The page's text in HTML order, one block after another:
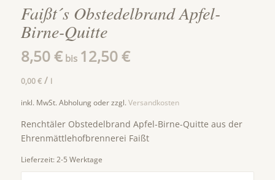
Faißt´s Obstedelbrand Apfel-
Birne-Quitte
8,50€bis 12,50€
0,00€/ l
inkl. MwSt. Abholung oder zzgl. Versandkosten
Renchtäler Obstedelbrand Apfel-Birne-Quitte aus der
Ehrenmättlehofbrennerei Faißt
Lieferzeit: 2-5 Werktage